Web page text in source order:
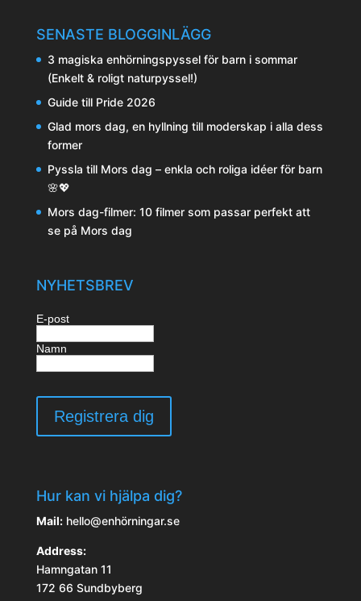
SENASTE BLOGGINLÄGG
3 magiska enhörningspyssel för barn i sommar
(Enkelt & roligt naturpyssel!)
Guide till Pride 2026
Glad mors dag, en hyllning till moderskap i alla dess
former
Pyssla till Mors dag – enkla och roliga idéer för barn
🌸💖
Mors dag-filmer: 10 filmer som passar perfekt att
se på Mors dag
NYHETSBREV
E-post
Namn
Hur kan vi hjälpa dig?
Mail:hello@enhörningar.se
Address:
Hamngatan 11
172 66 Sundbyberg